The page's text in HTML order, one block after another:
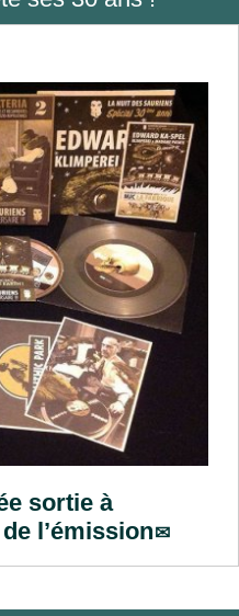
sortie à
l’émission